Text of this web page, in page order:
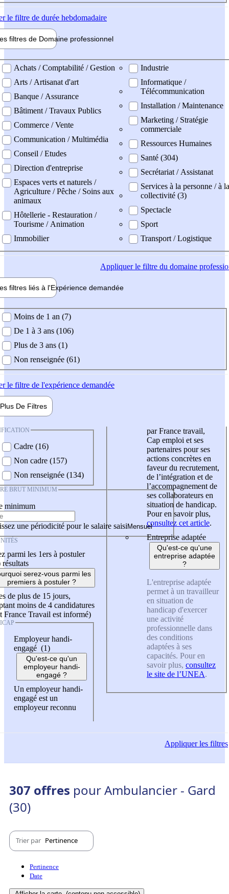
le filtre de durée hebdomadaire
filtres de Domaine professionnel
professionel
Achats / Comptabilité / Gestion
Arts / Artisanat d'art
Banque / Assurance
Bâtiment / Travaux Publics
Commerce / Vente
Communication / Multimédia
Conseil / Etudes
Direction d'entreprise
Espaces verts et naturels /
Agriculture / Pêche / Soins aux
animaux
Hôtellerie - Restauration /
Tourisme / Animation
Immobilier
Industrie
Informatique /
Télécommunication
Installation / Maintenance
Marketing / Stratégie
commerciale
Ressources Humaines
Santé (304)
Secrétariat / Assistanat
Services à la personne / à la
collectivité (3)
Spectacle
Sport
Transport / Logistique
Appliquerle filtre du domaine
filtres liés à l'Expérience demandée
demandée
Moins de 1 an (7)
De 1 à 3 ans (106)
Plus de 3 ans (1)
Non renseignée (61)
le filtre de l'expérience demandée
Plus De Filtres
Cadre (16)
Non cadre (157)
Non renseignée (134)
BRUT MINIMUM
minimum
une périodicité pour le salaire saisi
parmi les 1ers à postuler
résultats
serez-vous parmi les
premiers à postuler ?
de plus de 15 jours,
moins de 4 candidatures
France Travail est informé)
Employeur handi-
engagé (1)
Qu'est-ce qu'un
employeur handi-
engagé ?
Un employeur handi-
engagé est un
employeur reconnu
par France travail,
Cap emploi et ses
partenaires pour ses
actions concrètes en
faveur du recrutement,
de l’intégration et de
l’accompagnement de
ses collaborateurs en
situation de handicap.
Pour en savoir plus,
consultez cet article.
Entreprise adaptée
Qu'est-ce qu'une
entreprise adaptée
?
L'entreprise adaptée
permet à un travailleur
en situation de
handicap d'exercer
une activité
professionnelle dans
des conditions
adaptées à ses
capacités. Pour en
savoir plus, consultez
le site de l’UNEA.
Appliquerles filtres
307 offres pour Ambulancier - Gard
(30)
Trier par Pertinence
Pertinence
Date